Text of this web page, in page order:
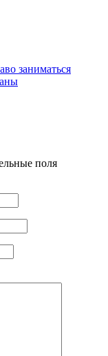
заниматься
поля